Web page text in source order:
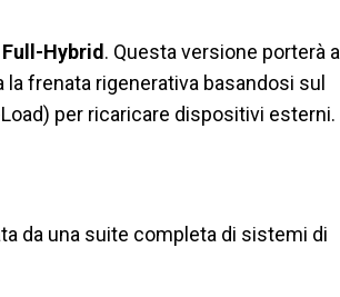
Full-Hybrid . Questa versione porterà al
la frenata rigenerativa basandosi sul
per ricaricare dispositivi esterni.
da una suite completa di sistemi di